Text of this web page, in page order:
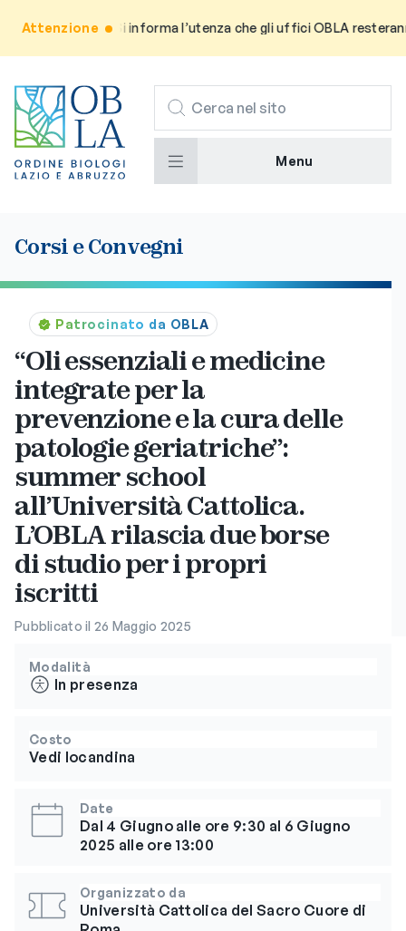
Attenzione
Avviso: Si informa l’utenza che gli uffici OBLA resteranno
CERCA
Menu
Corsi e Convegni
Patrocinato da OBLA
“Oli essenziali e medicine
integrate per la
prevenzione e la cura delle
patologie geriatriche”:
summer school
all’Università Cattolica.
L’OBLA rilascia due borse
di studio per i propri
iscritti
Pubblicato il 26 Maggio 2025
Modalità
In presenza
Costo
Vedi locandina
Date
Dal 4 Giugno alle ore 9:30 al 6 Giugno
2025 alle ore 13:00
Organizzato da
Università Cattolica del Sacro Cuore di